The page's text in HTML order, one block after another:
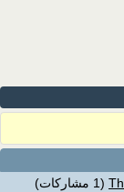
(1 مشاركات)